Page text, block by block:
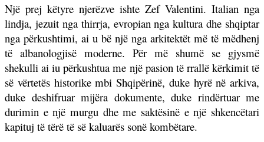
Një prej këtyre njerëzve ishte Zef Valentini. Italian nga
lindja, jezuit nga thirrja, evropian nga kultura dhe shqiptar
nga përkushtimi, ai u bë një nga arkitektët më të mëdhenj
të albanologjisë moderne. Për më shumë se gjysmë
shekulli ai iu përkushtua me një pasion të rrallë kërkimit të
së vërtetës historike mbi Shqipërinë, duke hyrë në arkiva,
duke deshifruar mijëra dokumente, duke rindërtuar me
durimin e një murgu dhe me saktësinë e një shkencëtari
kapituj të tërë të së kaluarës sonë kombëtare.